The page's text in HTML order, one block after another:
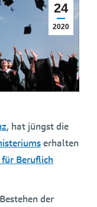
24
2020
, hat jüngst die
erhalten
Beruflich
der